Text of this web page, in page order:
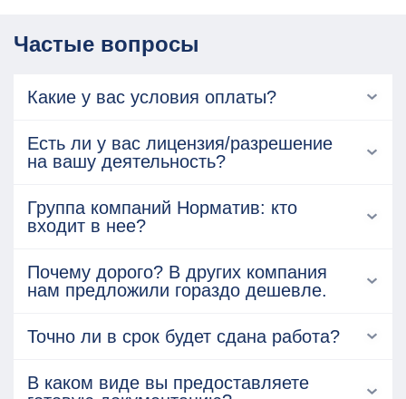
Частые вопросы
Какие у вас условия оплаты?
Есть ли у вас лицензия/разрешение
на вашу деятельность?
Группа компаний Норматив: кто
входит в нее?
Почему дорого? В других компания
нам предложили гораздо дешевле.
Точно ли в срок будет сдана работа?
В каком виде вы предоставляете